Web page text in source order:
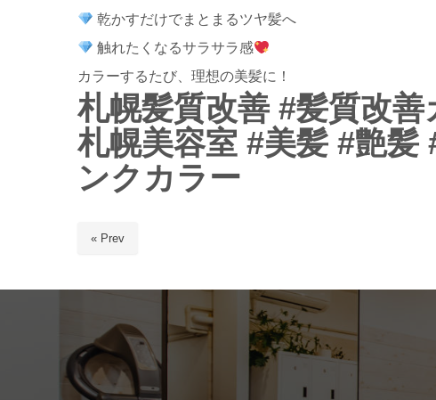
乾かすだけでまとまるツヤ髪へ
触れたくなるサラサラ感
カラーするたび、理想の美髪に！
札幌髪質改善 #髪質改
札幌美容室 #美髪 #艶
ンクカラー
« Prev